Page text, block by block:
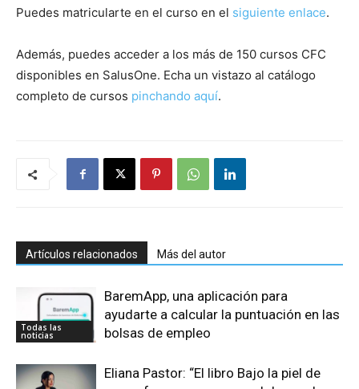
Puedes matricularte en el curso en el siguiente enlace.
Además, puedes acceder a los más de 150 cursos CFC
disponibles en SalusOne. Echa un vistazo al catálogo
completo de cursos pinchando aquí.
Artículos relacionados Más del autor
Todas las
noticias
BaremApp, una aplicación para
ayudarte a calcular la puntuación en las
bolsas de empleo
Eliana Pastor: “El libro Bajo la piel de